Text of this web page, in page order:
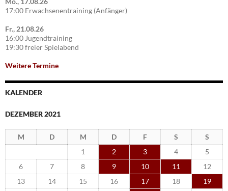
17:00 Erwachsenentraining (Anfänger)
Fr., 21.08.26
16:00 Jugendtraining
19:30 freier Spielabend
Weitere Termine
KALENDER
DEZEMBER 2021
M D M D F S
S
1
2 3 4
5
6
7 8 9 10 11
12
13
14 15 16 17 18
19